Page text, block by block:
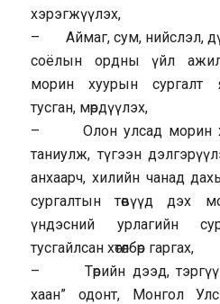
хэрэгжүүлэх,
– Аймаг, сум, нийслэл,
соёлын ордны үйл
морин хуурын сургалт
тусган, мөрдүүлэх,
– Олон улсад морин
таниулж, түгээн
анхаарч, хилийн чанад
сургалтын төвүүд дэх
үндэсний урлагийн
тусгайлсан хөтөлбөр гаргах,
– Төрийн дээд, тэргүүн
хаан” одонт, Монгол